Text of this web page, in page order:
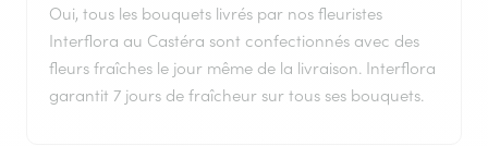
Oui, tous les bouquets livrés par nos fleuristes
Interflora au Castéra sont confectionnés avec des
fleurs fraîches le jour même de la livraison. Interflora
garantit 7 jours de fraîcheur sur tous ses bouquets.